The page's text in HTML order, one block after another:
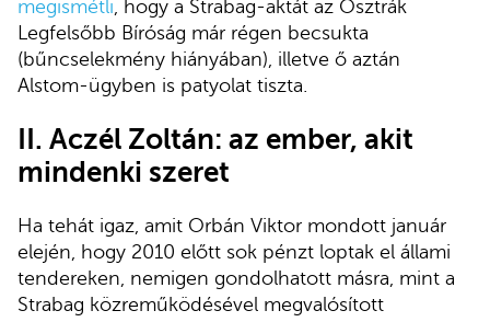
megismétli , hogy a Strabag-aktát az Osztrák
Legfelsőbb Bíróság már régen becsukta
(bűncselekmény hiányában), illetve ő aztán
Alstom-ügyben is patyolat tiszta.
II. Aczél Zoltán: az ember, akit
mindenki szeret
Ha tehát igaz, amit Orbán Viktor mondott január
elején, hogy 2010 előtt sok pénzt loptak el állami
tendereken, nemigen gondolhatott másra, mint a
Strabag közreműködésével megvalósított